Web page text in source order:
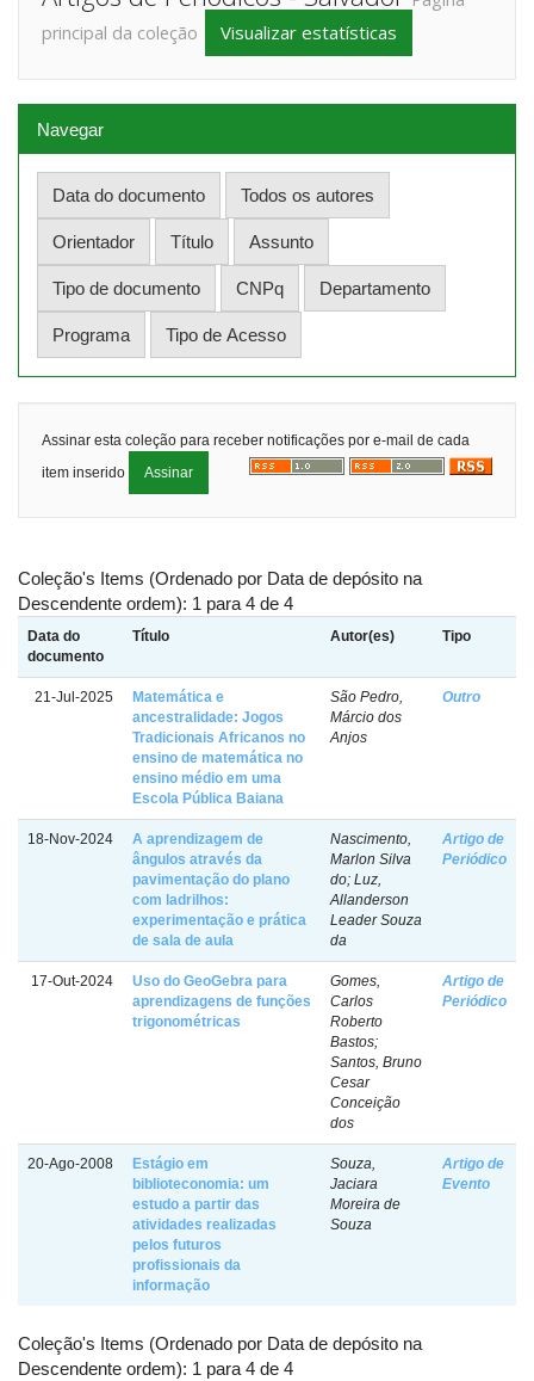
principal da coleção
Visualizar estatísticas
Navegar
Assinar esta coleção para receber notificações por e-mail de cada
item inserido
Coleção's Items (Ordenado por Data de depósito na
Descendente ordem): 1 para 4 de 4
Data do
documento
Título Autor(es) Tipo
21-Jul-2025
Matemática e
ancestralidade: Jogos
Tradicionais Africanos no
ensino de matemática no
ensino médio em uma
Escola Pública Baiana
São Pedro,
Márcio dos
Anjos
Outro
18-Nov-2024
A aprendizagem de
ângulos através da
pavimentação do plano
com ladrilhos:
experimentação e prática
de sala de aula
Nascimento,
Marlon Silva
do; Luz,
Allanderson
Leader Souza
da
Artigo de
Periódico
17-Out-2024
Uso do GeoGebra para
aprendizagens de funções
trigonométricas
Gomes,
Carlos
Roberto
Bastos;
Santos, Bruno
Cesar
Conceição
dos
Artigo de
Periódico
20-Ago-2008
Estágio em
biblioteconomia: um
estudo a partir das
atividades realizadas
pelos futuros
profissionais da
informação
Souza,
Jaciara
Moreira de
Souza
Artigo de
Evento
Coleção's Items (Ordenado por Data de depósito na
Descendente ordem): 1 para 4 de 4